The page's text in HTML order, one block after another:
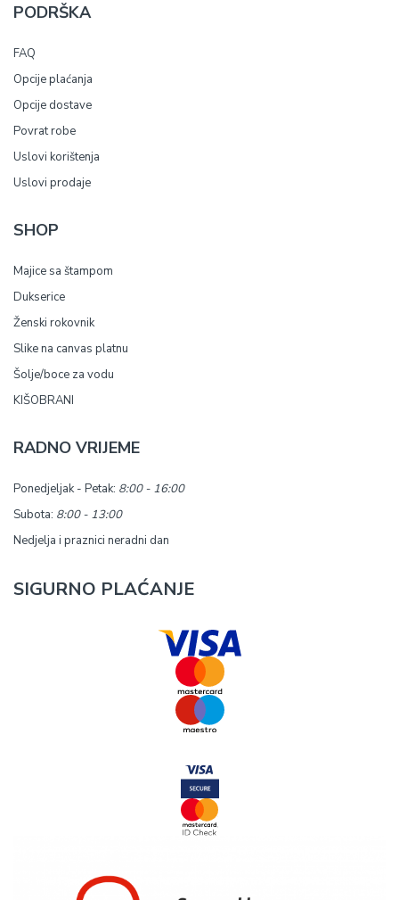
PODRŠKA
FAQ
Opcije plaćanja
Opcije dostave
Povrat robe
Uslovi korištenja
Uslovi prodaje
SHOP
Majice sa štampom
Dukserice
Ženski rokovnik
Slike na canvas platnu
Šolje/boce za vodu
KIŠOBRANI
RADNO VRIJEME
Ponedjeljak - Petak: 8:00 - 16:00
Subota: 8:00 - 13:00
Nedjelja i praznici neradni dan
SIGURNO PLAĆANJE